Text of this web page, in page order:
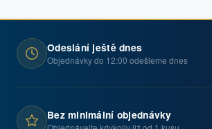
Odeslání ještě dnes
Objednávky do 12:00 odešleme dnes
Bez minimální objednávky